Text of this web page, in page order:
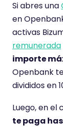
Si abres una
en
activas
remunerada
importe
Openbank
divididos en
Luego, en el
te paga